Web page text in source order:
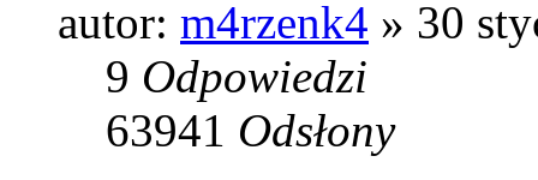
autor: m4rzenk4 » 30
9 Odpowiedzi
63941 Odsłony